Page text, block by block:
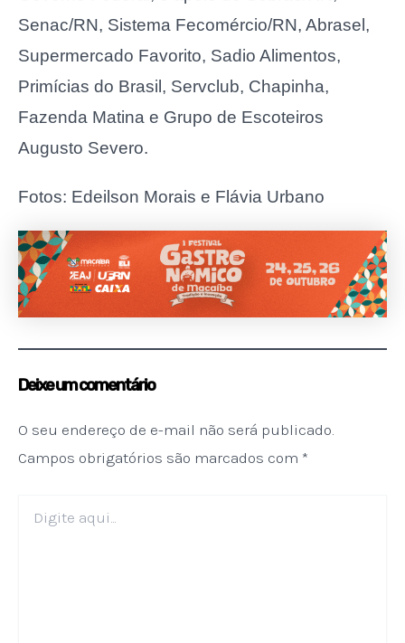
Senac/RN, Sistema Fecomércio/RN, Abrasel,
Supermercado Favorito, Sadio Alimentos,
Primícias do Brasil, Servclub, Chapinha,
Fazenda Matina e Grupo de Escoteiros
Augusto Severo.
Fotos: Edeilson Morais e Flávia Urbano
Deixe um comentário
O seu endereço de e-mail não será publicado.
Campos obrigatórios são marcados com *
aqui...